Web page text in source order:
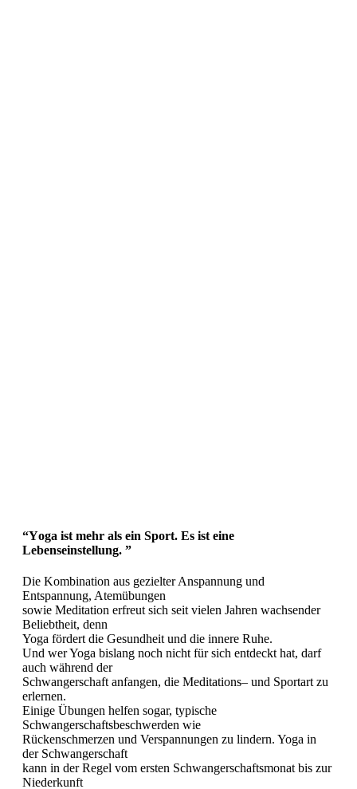
“Yoga ist mehr als ein Sport. Es ist eine
Lebenseinstellung. ”
Die Kombination aus gezielter Anspannung und
Entspannung, Atemübungen
sowie Meditation erfreut sich seit vielen Jahren wachsender
Beliebtheit, denn
Yoga fördert die Gesundheit und die innere Ruhe.
Und wer Yoga bislang noch nicht für sich entdeckt hat, darf
auch während der
Schwangerschaft anfangen, die Meditations– und Sportart zu
erlernen.
Einige Übungen helfen sogar, typische
Schwangerschaftsbeschwerden wie
Rückenschmerzen und Verspannungen zu lindern. Yoga in
der Schwangerschaft
kann in der Regel vom ersten Schwangerschaftsmonat bis zur
Niederkunft